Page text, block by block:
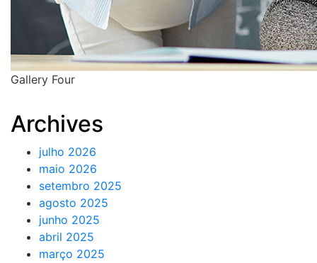
Gallery Four
Archives
julho 2026
maio 2026
setembro 2025
agosto 2025
junho 2025
abril 2025
março 2025